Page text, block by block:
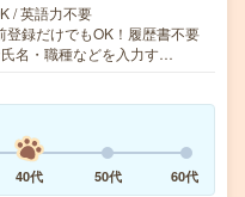
/ 英語力不要
録だけでもOK！履歴書不要
名・職種などを入力す…
40代 50代 60代